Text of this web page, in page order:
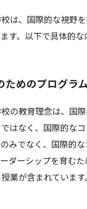
は、国際的な視野
す。以下で具体的な
ためのプログラム
の教育理念は、国
はなく、国際的な
みでなく、国際的
ダーシップを育む
業が含まれています。